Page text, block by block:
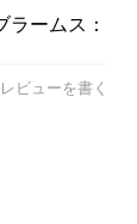
ームス：
レビューを書く